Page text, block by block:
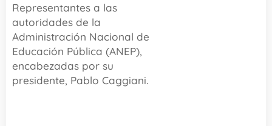
Representantes a las
autoridades de la
Administración Nacional de
Educación Pública (ANEP),
encabezadas por su
presidente, Pablo Caggiani.